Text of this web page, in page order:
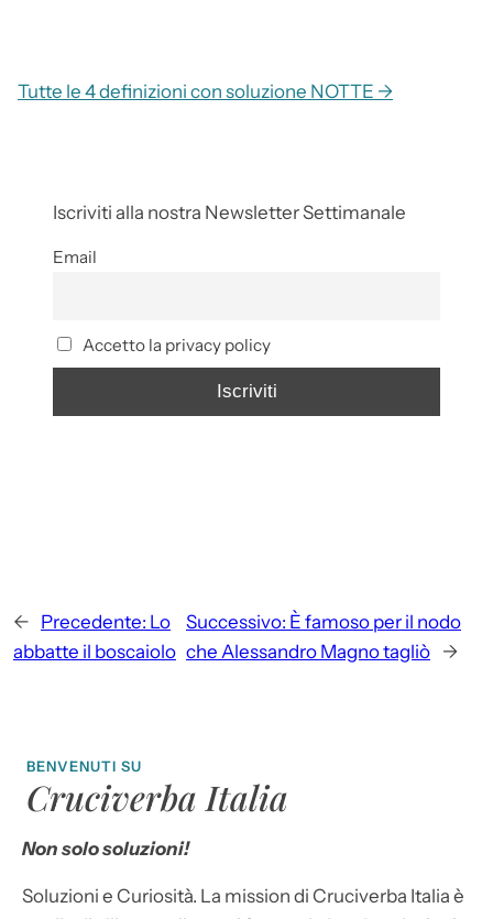
Tutte le 4 definizioni con soluzione NOTTE →
Iscriviti alla nostra Newsletter Settimanale
Email
Accetto la privacy policy
← Precedente: Lo
abbatte il boscaiolo
Successivo: È famoso per il nodo
che Alessandro Magno tagliò →
BENVENUTI SU
Cruciverba Italia
Non solo soluzioni!
Soluzioni e Curiosità. La mission di Cruciverba Italia è